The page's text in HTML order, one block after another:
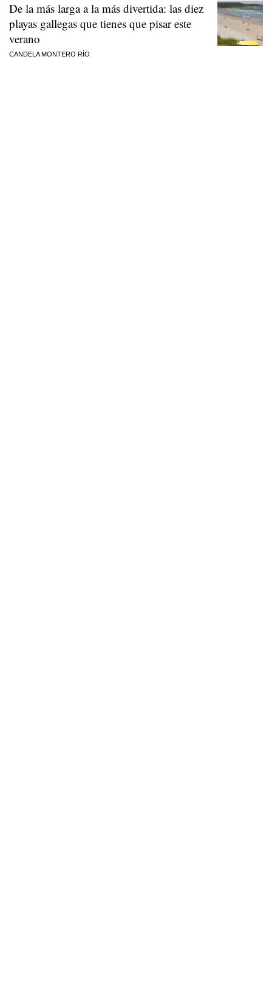
De la más larga a la más divertida: las diez
playas gallegas que tienes que pisar este
verano
CANDELA MONTERO RÍO